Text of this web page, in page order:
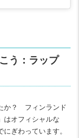
う：ラップ
か？ フィンランド
はオフィシャルな
ぎわっています。